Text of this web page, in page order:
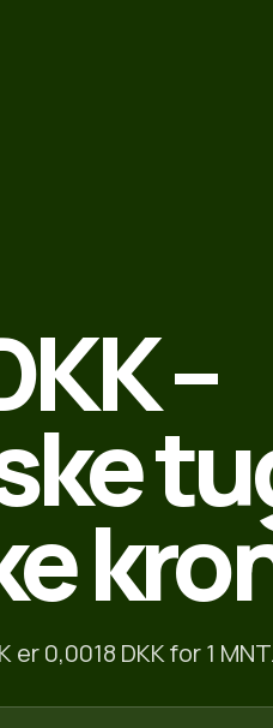
–
0,0018 DKK for 1 MNT.